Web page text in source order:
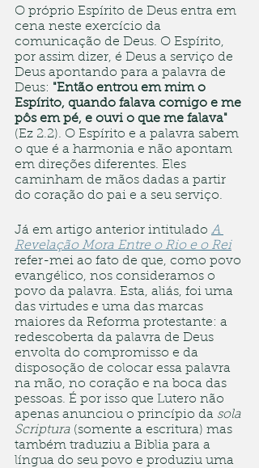
O próprio Espírito de Deus entra em
cena neste exercício da
comunicação de Deus. O Espírito,
por assim dizer, é Deus a serviço de
Deus apontando para a palavra de
Deus: "Então entrou em mim o
Espírito, quando falava comigo e me
pôs em pé, e ouvi o que me falava"
(Ez 2.2). O Espírito e a palavra sabem
o que é a harmonia e não apontam
em direções diferentes. Eles
caminham de mãos dadas a partir
do coração do pai e a seu serviço.
Já em artigo anterior intitulado A
Revelação Mora Entre o Rio e o Rei
refer-mei ao fato de que, como povo
evangélico, nos consideramos o
povo da palavra. Esta, aliás, foi uma
das virtudes e uma das marcas
maiores da Reforma protestante: a
redescoberta da palavra de Deus
envolta do compromisso e da
disposoção de colocar essa palavra
na mão, no coração e na boca das
pessoas. É por isso que Lutero não
apenas anunciou o princípio da sola
Scriptura (somente a escritura) mas
também traduziu a Biblia para a
língua do seu povo e produziu uma